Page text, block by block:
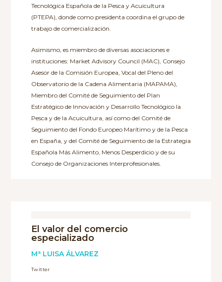
Tecnológica Española de la Pesca y Acuicultura
(PTEPA), donde como presidenta coordina el grupo de
trabajo de comercialización.
Asimismo, es miembro de diversas asociaciones e
instituciones: Market Advisory Council (MAC), Consejo
Asesor de la Comisión Europea, Vocal del Pleno del
Observatorio de la Cadena Alimentaria (MAPAMA),
Miembro del Comité de Seguimiento del Plan
Estratégico de Innovación y Desarrollo Tecnológico la
Pesca y de la Acuicultura, así como del Comité de
Seguimiento del Fondo Europeo Marítimo y de la Pesca
en España, y del Comité de Seguimiento de la Estrategia
Española Más Alimento, Menos Desperdicio y de su
Consejo de Organizaciones Interprofesionales.
El valor del comercio
especializado
Mª LUISA ÁLVAREZ
Twitter